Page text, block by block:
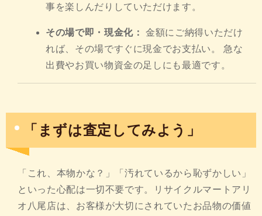
事を楽しんだりしていただけます。
その場で即・現金化：
金額にご納得いただけ
れば、その場ですぐに現金でお支払い。 急な
出費やお買い物資金の足しにも最適です。
「まずは査定してみよう」
「これ、本物かな？」「汚れているから恥ずかしい」
といった心配は一切不要です。リサイクルマートアリ
オ八尾店は、お客様が大切にされていたお品物の価値